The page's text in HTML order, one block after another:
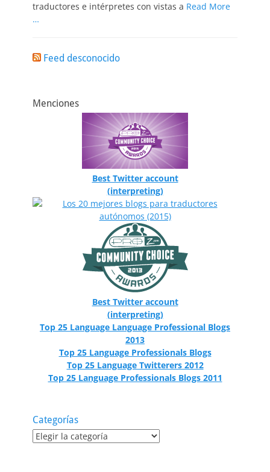
traductores e intérpretes con vistas a Read More
…
Feed desconocido
Menciones
Best Twitter account
(interpreting)
Best Twitter account
(interpreting)
Top 25 Language Language Professional Blogs
2013
Top 25 Language Professionals Blogs
Top 25 Language Twitterers 2012
Top 25 Language Professionals Blogs 2011
Categorías
Categorías